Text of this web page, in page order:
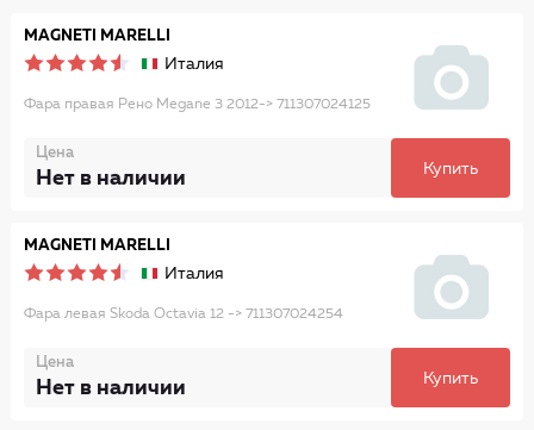
MAGNETI MARELLI
Италия
Фара правая Рено Megane 3 2012-> 711307024125
Цена
Нет в наличии Купить
MAGNETI MARELLI
Италия
Фара левая Skoda Octavia 12 -> 711307024254
Цена
Нет в наличии Купить